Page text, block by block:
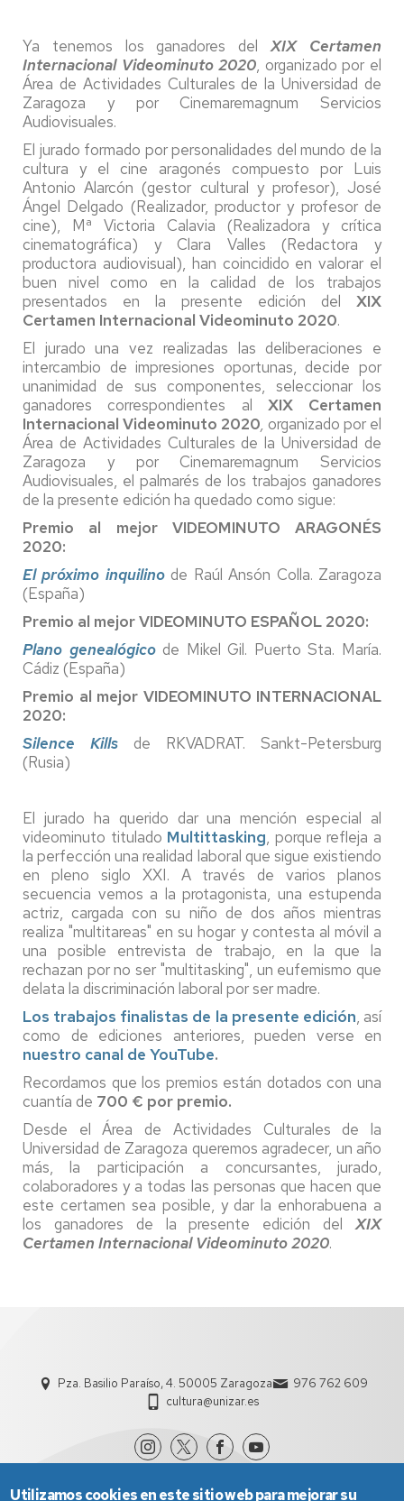
Ya tenemos los ganadores delXIX Certamen
Internacional Videominuto 2020, organizado por el
Área de Actividades Culturales de la Universidad de
Zaragoza y por Cinemaremagnum Servicios
Audiovisuales.
El jurado formado por personalidades del mundo de la
cultura y el cine aragonés compuesto por Luis
Antonio Alarcón (gestor cultural y profesor), José
Ángel Delgado (Realizador, productor y profesor de
cine), Mª Victoria Calavia (Realizadora y crítica
cinematográfica) y Clara Valles (Redactora y
productora audiovisual), han coincidido en valorar el
buen nivel como en la calidad de los trabajos
presentados en la presente edición del XIX
Certamen Internacional Videominuto 2020.
El jurado una vez realizadas las deliberaciones e
intercambio de impresiones oportunas, decide por
unanimidad de sus componentes, seleccionar los
ganadores correspondientes al XIX Certamen
Internacional Videominuto 2020, organizado por el
Área de Actividades Culturales de la Universidad de
Zaragoza y por Cinemaremagnum Servicios
Audiovisuales, el palmarés de los trabajos ganadores
de la presente edición ha quedado como sigue:
Premio al mejor VIDEOMINUTO ARAGONÉS
2020:
El próximo inquilino de Raúl Ansón Colla. Zaragoza
(España)
Premio al mejor VIDEOMINUTO ESPAÑOL 2020:
Plano genealógico de Mikel Gil. Puerto Sta. María.
Cádiz (España)
Premio al mejor VIDEOMINUTO INTERNACIONAL
2020:
Silence Kills
de RKVADRAT. Sankt-Petersburg
(Rusia)
El jurado ha querido dar una mención especial al
videominuto titulado Multittasking, porque refleja a
la perfección una realidad laboral que sigue existiendo
en pleno siglo XXI. A través de varios planos
secuencia vemos a la protagonista, una estupenda
actriz, cargada con su niño de dos años mientras
realiza "multitareas" en su hogar y contesta al móvil a
una posible entrevista de trabajo, en la que la
rechazan por no ser "multitasking", un eufemismo que
delata la discriminación laboral por ser madre.
Los trabajos finalistas de la presente edición, así
como de ediciones anteriores, pueden verse en
nuestro canal de YouTube.
Recordamos que los premios están dotados con una
cuantía de 700 € por premio.
Desde el Área de Actividades Culturales de la
Universidad de Zaragoza queremos agradecer, un año
más, la participación a concursantes, jurado,
colaboradores y a todas las personas que hacen que
este certamen sea posible, y dar la enhorabuena a
los ganadores de la presente edición delXIX
Certamen Internacional Videominuto 2020.
Pza. Basilio Paraíso, 4. 50005 Zaragoza
976 762 609
cultura@unizar.es
Utilizamos cookies en este sitio web para mejorar su